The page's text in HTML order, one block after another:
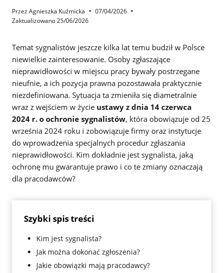
PrzezAgnieszka Kuźmicka
07/04/2026
Zaktualizowano25/06/2026
Temat sygnalistów jeszcze kilka lat temu budził w Polsce
niewielkie zainteresowanie. Osoby zgłaszające
nieprawidłowości w miejscu pracy bywały postrzegane
nieufnie, a ich pozycja prawna pozostawała praktycznie
niezdefiniowana. Sytuacja ta zmieniła się diametralnie
wraz z wejściem w życie ustawy z dnia 14 czerwca
2024 r. o ochronie sygnalistów, która obowiązuje od 25
września 2024 roku i zobowiązuje firmy oraz instytucje
do wprowadzenia specjalnych procedur zgłaszania
nieprawidłowości. Kim dokładnie jest sygnalista, jaką
ochronę mu gwarantuje prawo i co te zmiany oznaczają
dla pracodawców?
Szybki spis treści
Kim jest sygnalista?
Jak można dokonać zgłoszenia?
Jakie obowiązki mają pracodawcy?